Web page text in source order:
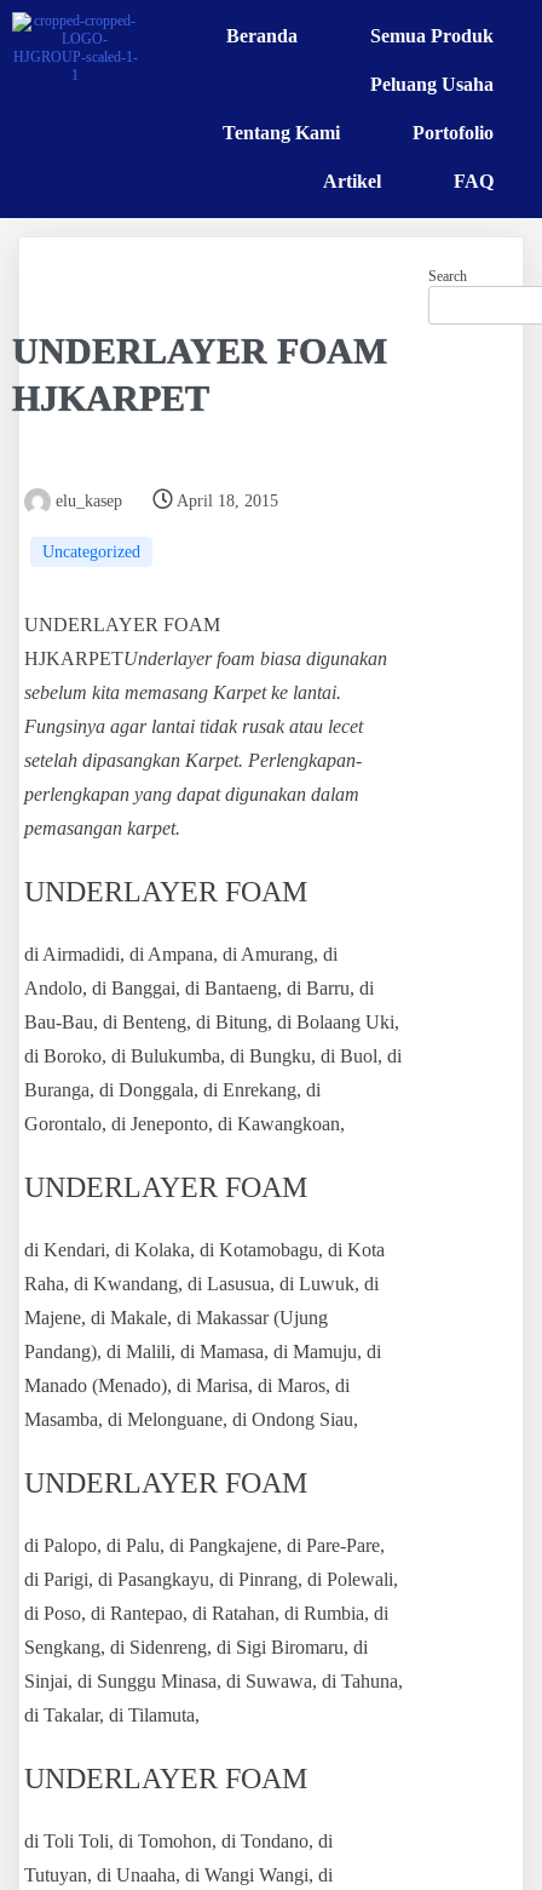
Beranda Semua Produk
Peluang Usaha
Tentang Kami Portofolio
Artikel FAQ
UNDERLAYER FOAM
HJKARPET
elu_kasep April 18, 2015
Uncategorized
UNDERLAYER FOAM
HJKARPETUnderlayer foam biasa digunakan
sebelum kita memasang Karpet ke lantai.
Fungsinya agar lantai tidak rusak atau lecet
setelah dipasangkan Karpet. Perlengkapan-
perlengkapan yang dapat digunakan dalam
pemasangan karpet.
UNDERLAYER FOAM
di Airmadidi, di Ampana, di Amurang, di
Andolo, di Banggai, di Bantaeng, di Barru, di
Bau-Bau, di Benteng, di Bitung, di Bolaang Uki,
di Boroko, di Bulukumba, di Bungku, di Buol, di
Buranga, di Donggala, di Enrekang, di
Gorontalo, di Jeneponto, di Kawangkoan,
UNDERLAYER FOAM
di Kendari, di Kolaka, di Kotamobagu, di Kota
Raha, di Kwandang, di Lasusua, di Luwuk, di
Majene, di Makale, di Makassar (Ujung
Pandang), di Malili, di Mamasa, di Mamuju, di
Manado (Menado), di Marisa, di Maros, di
Masamba, di Melonguane, di Ondong Siau,
UNDERLAYER FOAM
di Palopo, di Palu, di Pangkajene, di Pare-Pare,
di Parigi, di Pasangkayu, di Pinrang, di Polewali,
di Poso, di Rantepao, di Ratahan, di Rumbia, di
Sengkang, di Sidenreng, di Sigi Biromaru, di
Sinjai, di Sunggu Minasa, di Suwawa, di Tahuna,
di Takalar, di Tilamuta,
UNDERLAYER FOAM
di Toli Toli, di Tomohon, di Tondano, di
Tutuyan, di Unaaha, di Wangi Wangi, di
Search